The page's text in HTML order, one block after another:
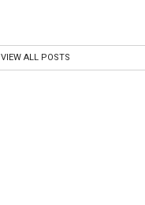
VIEW ALL POSTS